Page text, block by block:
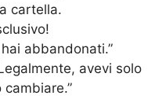
cartella.
abbandonati.”
avevi solo